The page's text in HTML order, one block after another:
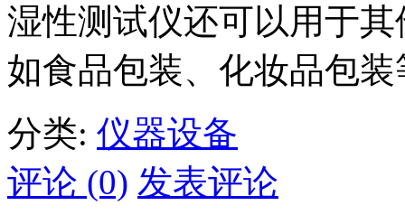
湿性测试仪还可以用于
如食品包装、化妆品包装
分类: 仪器设备
评论 (0) 发表评论